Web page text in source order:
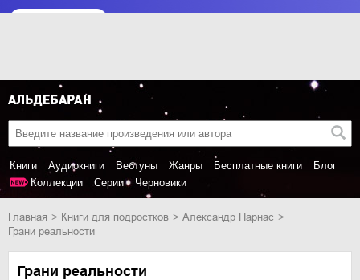
Книги Аудиокниги Вебтуны Жанры Бесплатные книги
Блог
Коллекции
Серии Черновики
Главная книги для подростков
Александр Парнас
Грани реальности
Грани реальности